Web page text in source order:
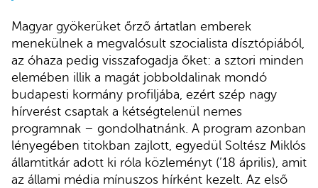
Magyar gyökerüket őrző ártatlan emberek
menekülnek a megvalósult szocialista dísztópiából,
az óhaza pedig visszafogadja őket: a sztori minden
elemében illik a magát jobboldalinak mondó
budapesti kormány profiljába, ezért szép nagy
hírverést csaptak a kétségtelenül nemes
programnak – gondolhatnánk. A program azonban
lényegében titokban zajlott, egyedül Soltész Miklós
államtitkár adott ki róla közleményt (’18 április), amit
az állami média mínuszos hírként kezelt. Az első